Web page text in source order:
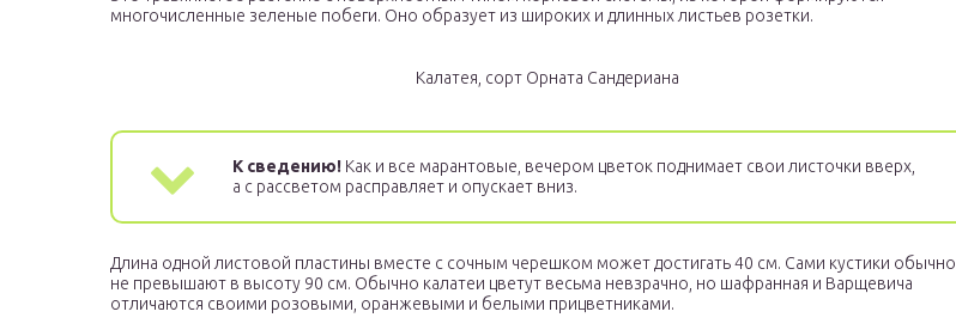
многочисленные зеленые побеги. Оно образует из широких и длинных листьев розетки.
Калатея, сорт Орната Сандериана
К сведению! Как и все марантовые, вечером цветок поднимает свои листочки вверх,
а с рассветом расправляет и опускает вниз.
Длина одной листовой пластины вместе с сочным черешком может достигать 40 см. Сами кустики обычно
не превышают в высоту 90 см. Обычно калатеи цветут весьма невзрачно, но шафранная и Варщевича
отличаются своими розовыми, оранжевыми и белыми прицветниками.